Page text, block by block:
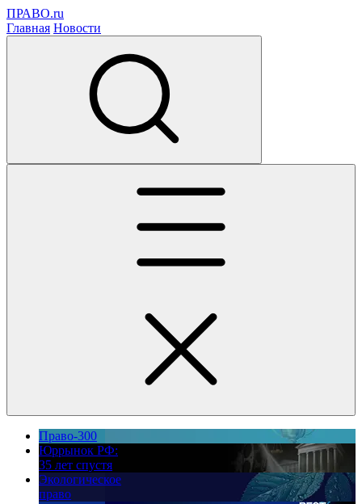
ПРАВО.ru
Главная Новости
Право-300
Юррынок РФ:
35 лет спустя
Экологическое
право